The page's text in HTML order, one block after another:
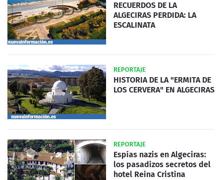
RECUERDOS DE LA
ALGECIRAS PERDIDA: LA
ESCALINATA
REPORTAJE
HISTORIA DE LA "ERMITA DE
LOS CERVERA" EN ALGECIRAS
REPORTAJE
Espías nazis en Algeciras:
los pasadizos secretos del
hotel Reina Cristina